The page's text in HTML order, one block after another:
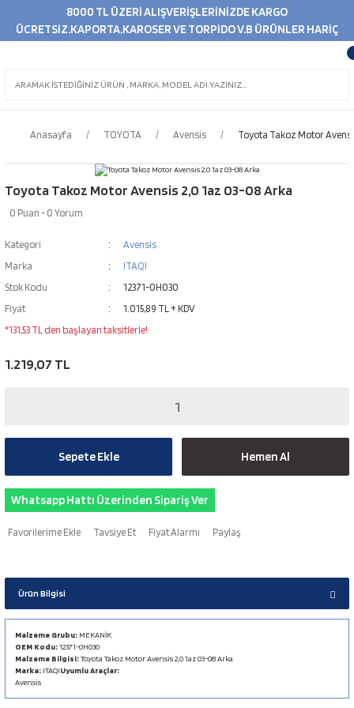
8000 TL ÜZERİ ALIŞVERİŞLERİNİZDE KARGO
ÜCRETSİZ.KAPORTA,KAROSER VE TORPİDO V.B ÜRÜNLER HARİÇ
Anasayfa TOYOTA Avensis Toyota Takoz Motor
Toyota Takoz Motor Avensis 2,0 1az 03-08 Arka
0 Puan - 0 Yorum
Kategori
Avensis
Marka
ITAQI
Stok Kodu
12371-0H030
Fiyat
1.015,89 TL + KDV
*131,53 TL den başlayan taksitlerle!
1.219,07 TL
Sepete Ekle Hemen Al
Whatsapp Hattı Üzerinden Sipariş Ver
Tavsiye Et Fiyat Alarmı Paylaş
Ürün Bilgisi
Malzeme Grubu: MEKANİK
OEM Kodu:12371-0H030
Malzeme Bilgisi:Toyota Takoz Motor Avensis 2,0 1az 03-08 Arka
Marka: ITAQIUyumlu Araçlar:
Avensis